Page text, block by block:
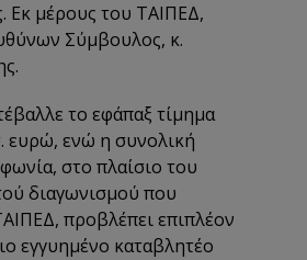
Εκ μέρους του ΤΑΙΠΕΔ,
Σύμβουλος, κ.
το εφάπαξ τίμημα
ευρώ, ενώ η συνολική
στο πλαίσιο του
διαγωνισμού που
προβλέπει επιπλέον
εγγυημένο καταβλητέο